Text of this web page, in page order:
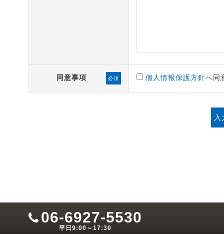
同意事項 必須 個人情報保護方針へ同
06-6927-5530
平日9:00～17:30